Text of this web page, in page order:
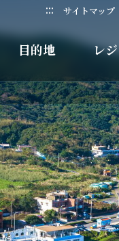
::: サイトマップ
目的地 レ